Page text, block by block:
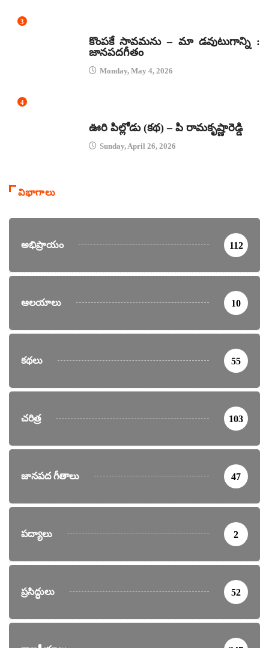
3
కొంపకే సావమను – మా డవుటుగాన్ని :
జానపదగీతం
Monday, May 4, 2026
4
ఊరి పిల్లోడు (కథ) – పి రామకృష్ణారెడ్డి
Sunday, April 26, 2026
విభాగాలు
అభిప్రాయం 112
ఆలయాలు 10
కథలు 55
చరిత్ర 103
జానపద గీతాలు 47
పద్యాలు 2
ప్రసిద్ధులు 52